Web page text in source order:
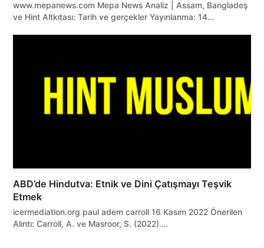
www.mepanews.com Mepa News Analiz | Assam, Bangladeş
ve Hint Altkıtası: Tarih ve gerçekler Yayınlanma: 14…
ABD’de Hindutva: Etnik ve Dini Çatışmayı Teşvik
Etmek
icermediation.org paul adem carroll 16 Kasım 2022 Önerilen
Alıntı: Carroll, A. ve Masroor, S. (2022).…